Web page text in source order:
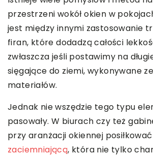
przestrzeni wokół okien w
jest między innymi zastosowanie
firan, które dodadzą całości
zwłaszcza jeśli postawimy na
sięgające do ziemi, wykonywane
materiałów.
Jednak nie wszędzie tego typu
pasowały. W biurach czy też
przy aranżacji okiennej
zaciemniającą, która nie tylko